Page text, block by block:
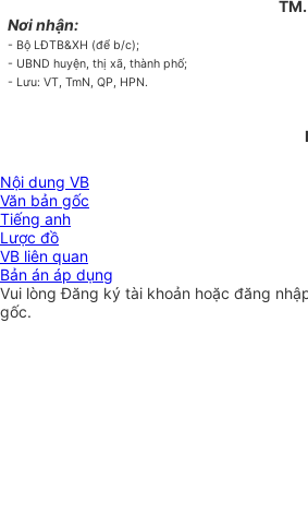
Nơi nhận:
- Bộ LĐTB&XH (để b/c);
- UBND huyện, thị xã, thành phố;
- Lưu: VT, TmN, QP, HPN.
Nội dung VB
Văn bản gốc
Tiếng anh
Lược đồ
VB liên quan
Bản án áp dụng
Vui lòngĐăng ký tài khoản hoặc đăng
gốc.